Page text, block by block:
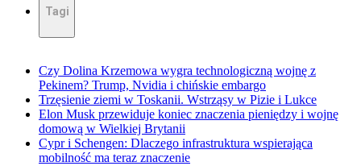
Tagi
Czy Dolina Krzemowa wygra technologiczną wojnę z
Pekinem? Trump, Nvidia i chińskie embargo
Trzęsienie ziemi w Toskanii. Wstrząsy w Pizie i Lukce
Elon Musk przewiduje koniec znaczenia pieniędzy i wojnę
domową w Wielkiej Brytanii
Cypr i Schengen: Dlaczego infrastruktura wspierająca
mobilność ma teraz znaczenie